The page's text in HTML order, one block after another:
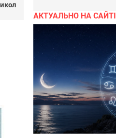
АКТУАЛЬНО НА САЙТІ